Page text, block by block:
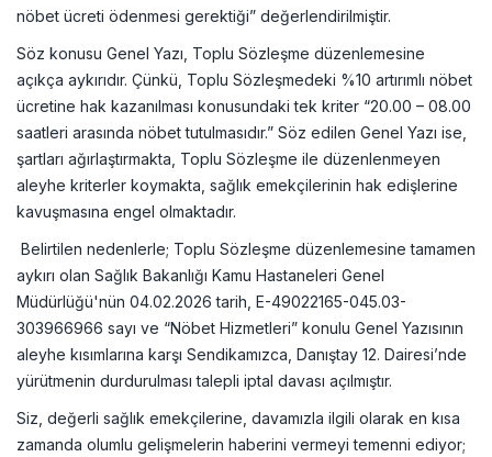
nöbet ücreti ödenmesi gerektiği” değerlendirilmiştir.
Söz konusu Genel Yazı, Toplu Sözleşme düzenlemesine
açıkça aykırıdır. Çünkü, Toplu Sözleşmedeki %10 artırımlı nöbet
ücretine hak kazanılması konusundaki tek kriter “20.00 – 08.00
saatleri arasında nöbet tutulmasıdır.” Söz edilen Genel Yazı ise,
şartları ağırlaştırmakta, Toplu Sözleşme ile düzenlenmeyen
aleyhe kriterler koymakta, sağlık emekçilerinin hak edişlerine
kavuşmasına engel olmaktadır.
Belirtilen nedenlerle; Toplu Sözleşme düzenlemesine tamamen
aykırı olan Sağlık Bakanlığı Kamu Hastaneleri Genel
Müdürlüğü'nün 04.02.2026 tarih, E-49022165-045.03-
303966966 sayı ve “Nöbet Hizmetleri” konulu Genel Yazısının
aleyhe kısımlarına karşı Sendikamızca, Danıştay 12. Dairesi’nde
yürütmenin durdurulması talepli iptal davası açılmıştır.
Siz, değerli sağlık emekçilerine, davamızla ilgili olarak en kısa
zamanda olumlu gelişmelerin haberini vermeyi temenni ediyor;